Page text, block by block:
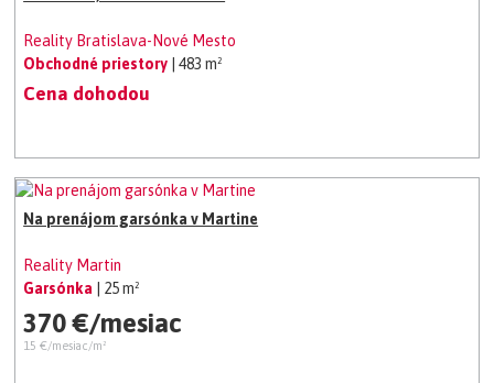
Reality Bratislava-Nové Mesto
Obchodné priestory
| 483 m²
Cena dohodou
Na prenájom garsónka v Martine
Reality Martin
Garsónka
| 25 m²
370 €/mesiac
15 €/mesiac/m²